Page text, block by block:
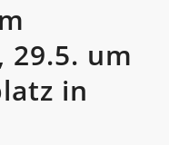
29.5. um
in